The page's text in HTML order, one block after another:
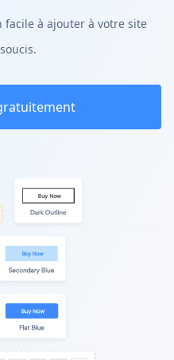
facile à ajouter à votre site